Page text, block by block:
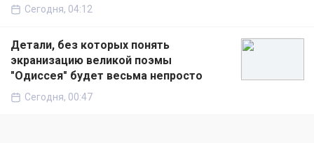
Сегодня, 04:12
Детали, без которых понять
экранизацию великой поэмы
"Одиссея" будет весьма непросто
Сегодня, 00:47